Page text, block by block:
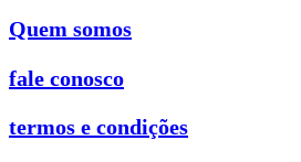
Quem somos
fale conosco
termos e condições